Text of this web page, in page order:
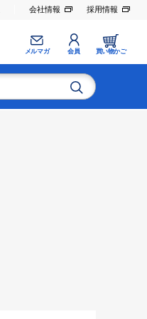
会社情報 採用情報
メルマガ 会員 買い物かご